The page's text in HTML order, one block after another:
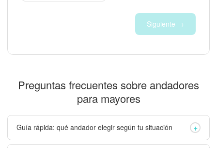
Siguiente →
Preguntas frecuentes sobre andadores
para mayores
Guía rápida: qué andador elegir según tu situación +